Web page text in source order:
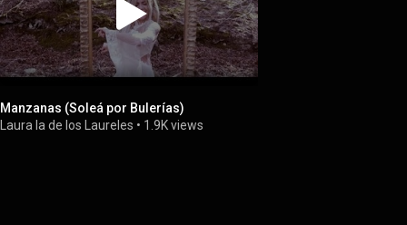
Manzanas (Soleá por Bulerías)
Laura la de los Laureles • 1.9K views